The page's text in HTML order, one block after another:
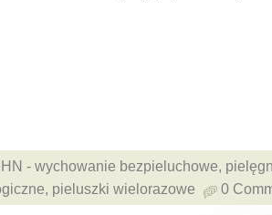
- wychowanie bezpieluchowe,
, pieluszki wielorazowe 0